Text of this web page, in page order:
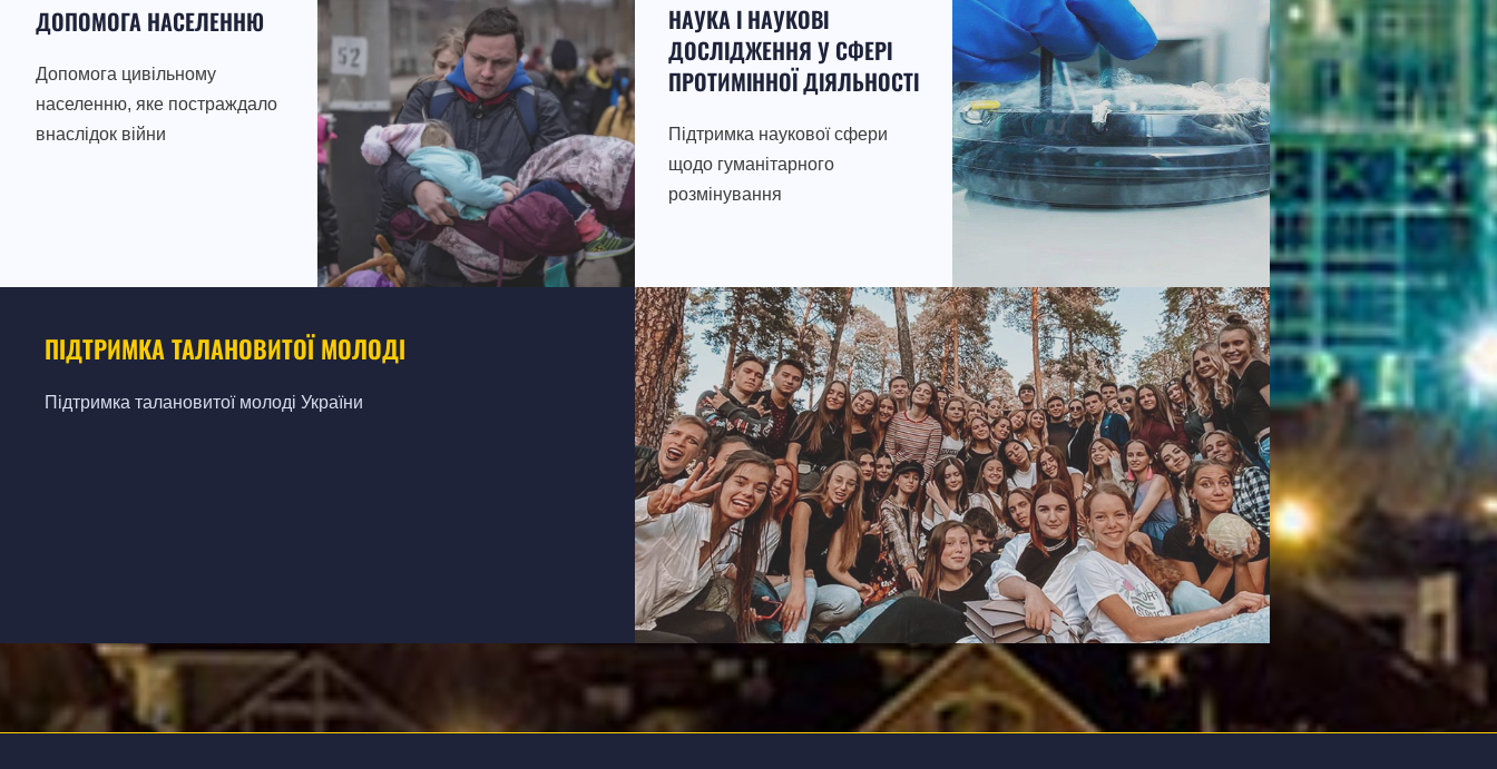
ДОПОМОГА НАСЕЛЕННЮ
Допомога цивільному
населенню, яке постраждало
внаслідок війни
НАУКА І НАУКОВІ
ДОСЛІДЖЕННЯ У СФЕРІ
ПРОТИМІННОЇ ДІЯЛЬНОСТІ
Підтримка наукової сфери
щодо гуманітарного
розмінування
ПІДТРИМКА ТАЛАНОВИТОЇ МОЛОДІ
Підтримка талановитої молоді України